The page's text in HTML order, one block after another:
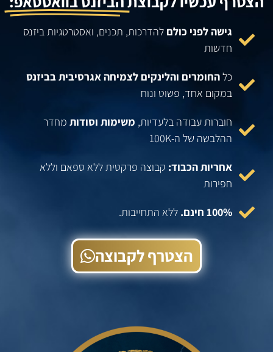
גישה לפני כולם להדרכות, תכנים, ואסטרטגיות ביזנס
חדשות
כלהחומרים והלינקים לצמיחה אגרסיבית בביזנס
במקום אחד, פשוט ונוח
חוברות עבודה בלעדיות, משימות וסודות מחדר
ההלבשה של ה-100K
אחריות הכבוד: קבוצה פרקטית ללא ספאם וללא
חפירות
100% חינם. ללא התחייבות.
הצטרף לקבוצה